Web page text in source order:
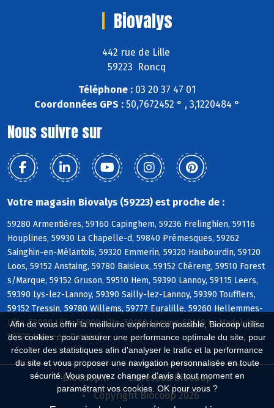
Afin de vous offrir la meilleure expérience possible, Biocoop utilise
des cookies : pour assurer une performance optimale du site, pour
récolter des statistiques afin d'analyser le trafic et la performance
du site et vous proposer une navigation personnalisée en toute
sécurité. Vous pouvez changer d'avis à tout moment en
paramétrant vos cookies. OK pour vous ?
Biovalys
442 rue de Lille
59223 Roncq
Téléphone : 03 20 37 47 01
Coordonnées GPS : 50,7672452 ° , 3,1220484 °
Nous suivre sur
Votre magasin Biovalys (59223) est proche de :
59280 Armentières, 59160 Capinghem, 59236 Frelinghien, 59116
Houplines, 59930 La Chapelle-d, 59840 Prémesques, 59262
Sainghin-en-Mélantois, 59320 Emmerin, 59320 Haubourdin, 59120
Loos, 59152 Anstaing, 59780 Baisieux, 59152 Chéreng, 59510 Forest
s/Marque, 59152 Gruson, 59510 Hem, 59390 Lannoy, 59115 Leers,
59390 Lys-lez-Lannoy, 59390 Sailly-lez-Lannoy, 59390 Toufflers,
59152 Tressin, 59780 Willems, 59777 Euralille, 59260 Hellemmes-
Lille, 59000 Lille, 59800 Lille, 59160 Lomme, 59110 La Madeleine,
59370 Mons-en-Baroeul
Biocoop.fr
Le réseau Biocoop
Copyright Biocoop 2026